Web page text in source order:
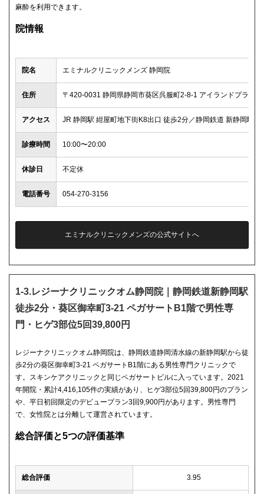
麻酔を利用できます。
院情報
院名 エミナルクリニックメンズ 静岡院
住所 〒420-0031 静岡県静岡市葵区呉服町2-8-1 アイランドプラザ
アクセス JR 静岡駅 紺屋町地下街K8出口 徒歩2分／静岡鉄道 新静岡駅
診療時間 10:00〜20:00
休診日 不定休
電話番号 054-270-3156
エミナルクリニックメンズの公式サイトへ
1-3.レジーナクリニックオム静岡院｜静岡鉄道新静岡駅
徒歩2分・葵区御幸町3-21 ペガサートB1階で男性専
門・ヒゲ3部位5回39,800円
レジーナクリニックオム静岡院は、静岡鉄道静岡清水線の新静岡駅から徒
歩2分の葵区御幸町3-21 ペガサートB1階にある男性専門クリニックで
す。スキンケアクリニックと同じペガサートビルに入っています。2021
年開院・累計4,416,105件の実績があり、ヒゲ3部位5回39,800円のプラン
や、平日初回限定のデビュープラン3回9,900円があります。男性専門
で、女性院とは分離して運営されています。
総合評価と5つの評価基準
総合評価 3.95